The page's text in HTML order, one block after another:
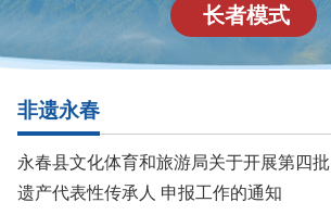
长者模式
非遗永春
永春县文化体育和旅游局关于开展第四
遗产代表性传承人 申报工作的通知